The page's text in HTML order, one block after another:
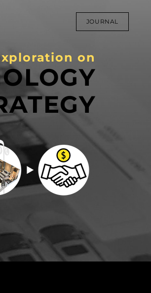
JOURNAL